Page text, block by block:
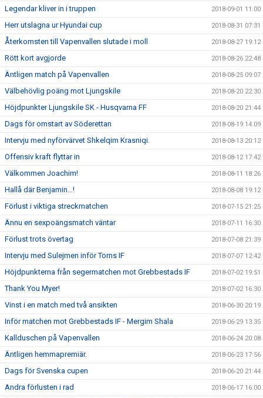
Legendar kliver in i truppen 2018-09-01 11:00
Herr utslagna ur Hyundai cup 2018-08-31 07:31
Återkomsten till Vapenvallen slutade i moll 2018-08-27 19:12
Rött kort avgjorde 2018-08-26 22:48
Äntligen match på Vapenvallen 2018-08-25 09:07
Välbehövlig poäng mot Ljungskile 2018-08-20 22:30
Höjdpunkter Ljungskile SK - Husqvarna FF 2018-08-20 21:44
Dags för omstart av Söderettan 2018-08-19 14:09
Intervju med nyförvärvet Shkelqim Krasniqi. 2018-08-13 20:12
Offensiv kraft flyttar in 2018-08-12 17:42
Välkommen Joachim! 2018-08-11 18:26
Hallå där Benjamin…! 2018-08-08 19:12
Förlust i viktiga streckmatchen 2018-07-15 21:25
Ännu en sexpoängsmatch väntar 2018-07-11 16:30
Förlust trots övertag 2018-07-08 21:39
Intervju med Sulejmen inför Torns IF 2018-07-07 12:42
Höjdpunkterna från segermatchen mot Grebbestads IF 2018-07-02 19:51
Thank You Myer! 2018-07-02 16:30
Vinst i en match med två ansikten 2018-06-30 20:19
Inför matchen mot Grebbestads IF - Mergim Shala 2018-06-29 13:35
Kallduschen på Vapenvallen 2018-06-24 20:08
Äntligen hemmapremiär. 2018-06-23 17:56
Dags för Svenska cupen 2018-06-20 21:44
Andra förlusten i rad 2018-06-17 16:00